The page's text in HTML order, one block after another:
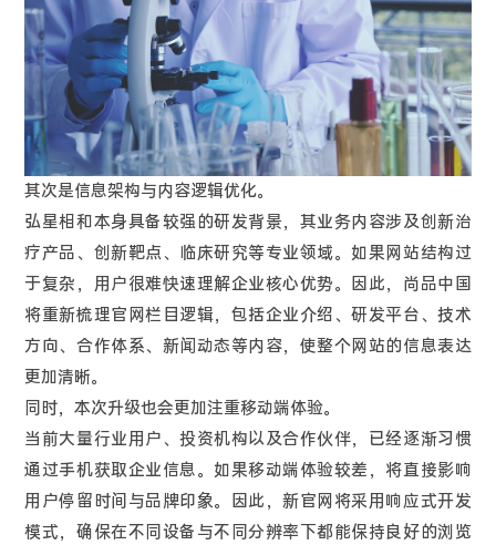
其次是信息架构与内容逻辑优化。
弘星相和本身具备较强的研发背景，其业务内容涉及创新治
疗产品、创新靶点、临床研究等专业领域。如果网站结构过
于复杂，用户很难快速理解企业核心优势。因此，尚品中国
将重新梳理官网栏目逻辑，包括企业介绍、研发平台、技术
方向、合作体系、新闻动态等内容，使整个网站的信息表达
更加清晰。
同时，本次升级也会更加注重移动端体验。
当前大量行业用户、投资机构以及合作伙伴，已经逐渐习惯
通过手机获取企业信息。如果移动端体验较差，将直接影响
用户停留时间与品牌印象。因此，新官网将采用响应式开发
模式，确保在不同设备与不同分辨率下都能保持良好的浏览